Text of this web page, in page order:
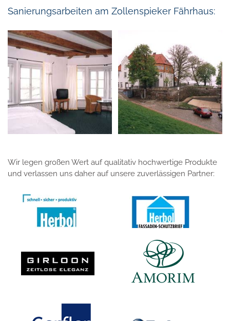
Sanierungsarbeiten am Zollenspieker Fährhaus:
Wir legen großen Wert auf qualitativ hochwertige Produkte
und verlassen uns daher auf unsere zuverlässigen Partner: